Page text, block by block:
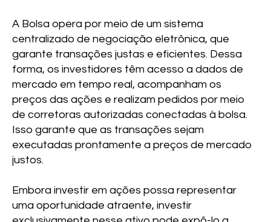
A Bolsa opera por meio de um sistema
centralizado de negociação eletrônica, que
garante transações justas e eficientes. Dessa
forma, os investidores têm acesso a dados de
mercado em tempo real, acompanham os
preços das ações e realizam pedidos por meio
de corretoras autorizadas conectadas à bolsa.
Isso garante que as transações sejam
executadas prontamente a preços de mercado
justos.
Embora investir em ações possa representar
uma oportunidade atraente, investir